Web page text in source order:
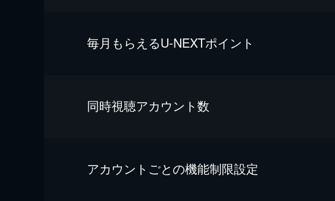
毎⽉もらえるU-NEXTポイント
同時視聴アカウント数
アカウントごとの機能制限設定